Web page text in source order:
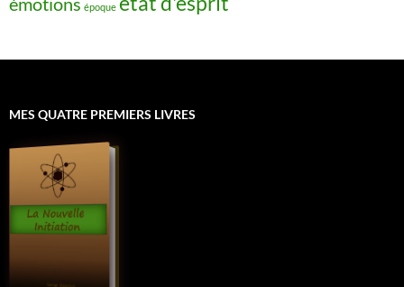
époque
MES QUATRE PREMIERS LIVRES